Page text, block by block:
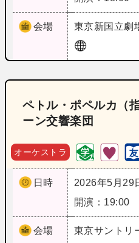
会場 東京新国立劇
ペトル・ポペルカ（
ーン交響楽団
オーケストラ
日時
2026年5月29
開演：19:00
会場 東京サントリ